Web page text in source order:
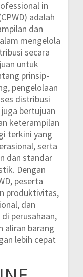
in
adalah
dan
mengelola
secara
untuk
prinsip-
pengelolaan
distribusi
bertujuan
keterampilan
terkini yang
serta
dan standar
Dengan
peserta
produktivitas,
dan
perusahaan,
aliran barang
lebih cepat